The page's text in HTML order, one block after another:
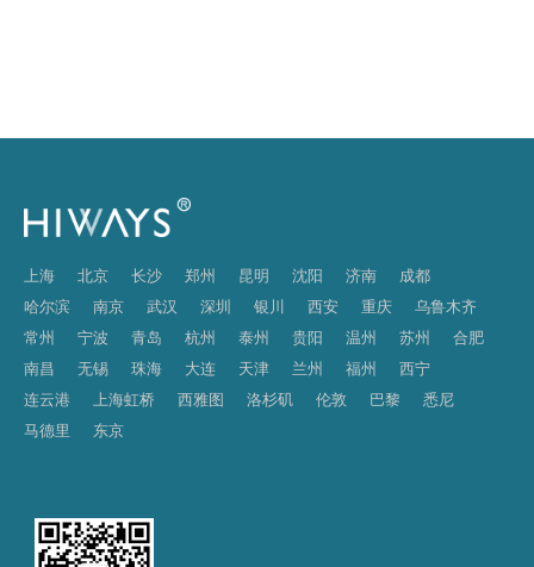
上海 北京 长沙 郑州 昆明 沈阳 济南
成都
哈尔滨
南京 武汉 深圳 银川 西安 重庆
乌鲁木齐
常州
宁波 青岛 杭州 泰州 贵阳 温州 苏州
合肥
南昌
无锡 珠海 大连 天津 兰州 福州
西宁
连云港
上海虹桥 西雅图 洛杉矶 伦敦 巴黎
悉尼
马德里
东京